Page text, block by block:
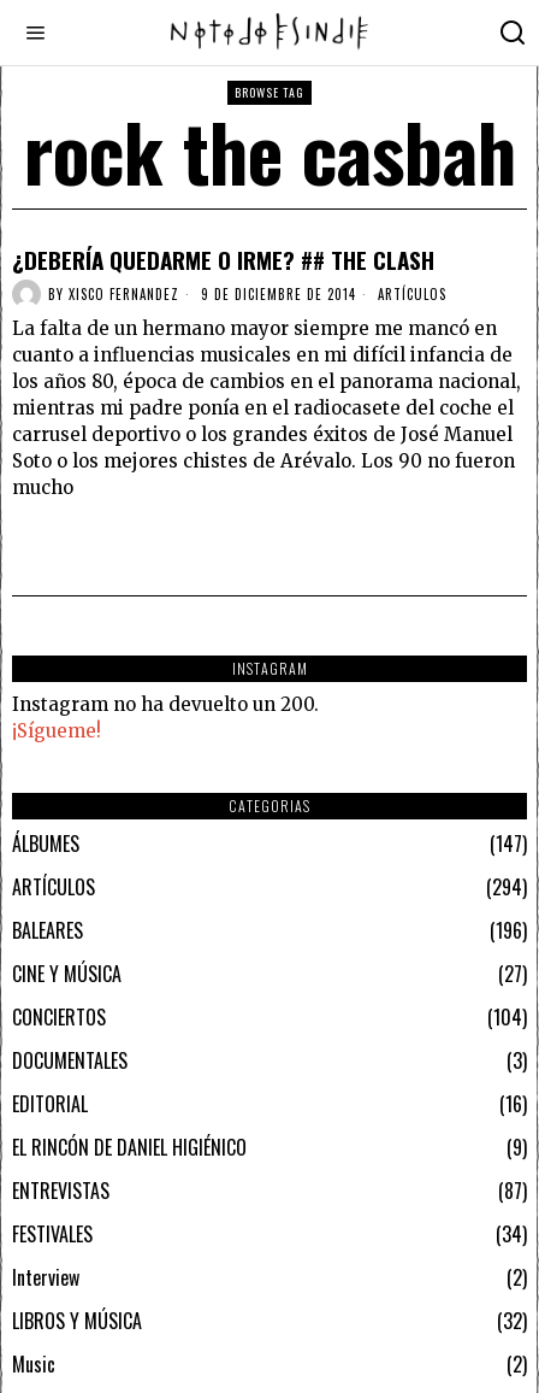
BROWSE TAG
rock the casbah
¿DEBERÍA QUEDARME O IRME? ## THE CLASH
BY XISCO FERNANDEZ 9 DE DICIEMBRE DE 2014 ARTÍCULOS
La falta de un hermano mayor siempre me mancó en
cuanto a influencias musicales en mi difícil infancia de
los años 80, época de cambios en el panorama nacional,
mientras mi padre ponía en el radiocasete del coche el
carrusel deportivo o los grandes éxitos de José Manuel
Soto o los mejores chistes de Arévalo. Los 90 no fueron
mucho
INSTAGRAM
Instagram no ha devuelto un 200.
¡Sígueme!
CATEGORIAS
ÁLBUMES
147
ARTÍCULOS
294
BALEARES
196
CINE Y MÚSICA
27
CONCIERTOS
104
DOCUMENTALES
3
EDITORIAL
16
EL RINCÓN DE DANIEL HIGIÉNICO
9
ENTREVISTAS
87
FESTIVALES
34
Interview
2
LIBROS Y MÚSICA
32
Music
2